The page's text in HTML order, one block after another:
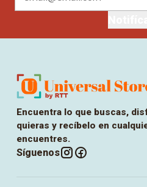
Encuentra lo que buscas,
quieras y recíbelo en
encuentres.
Síguenos